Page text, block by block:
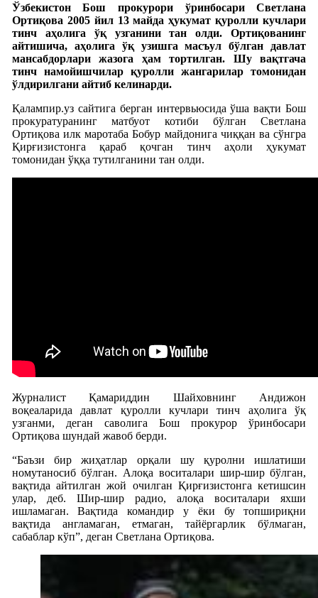
Ўзбекистон Бош прокурори ўринбосари Светлана
Ортиқова 2005 йил 13 майда ҳукумат қуролли кучлари
тинч аҳолига ўқ узганини тан олди. Ортиқованинг
айтишича, аҳолига ўқ узишга масъул бўлган давлат
мансабдорлари жазога ҳам тортилган. Шу вақтгача
тинч намойишчилар қуролли жангарилар томонидан
ўлдирилгани айтиб келинарди.
Қалампир.уз сайтига берган интервьюсида ўша вақти Бош
прокуратуранинг матбуот котиби бўлган Светлана
Ортиқова илк маротаба Бобур майдонига чиққан ва сўнгра
Қирғизистонга қараб қочган тинч аҳоли ҳукумат
томонидан ўққа тутилганини тан олди.
Журналист Қамариддин Шайховнинг Андижон
воқеаларида давлат қуролли кучлари тинч аҳолига ўқ
узганми, деган саволига Бош прокурор ўринбосари
Ортиқова шундай жавоб берди.
“Баъзи бир жиҳатлар орқали шу қуролни ишлатиши
номутаносиб бўлган. Алоқа воситалари шир-шир бўлган,
вақтида айтилган жой очилган Қирғизистонга кетишсин
улар, деб. Шир-шир радио, алоқа воситалари яхши
ишламаган. Вақтида командир у ёки бу топшириқни
вақтида англамаган, етмаган, тайёргарлик бўлмаган,
сабаблар кўп”, деган Светлана Ортиқова.